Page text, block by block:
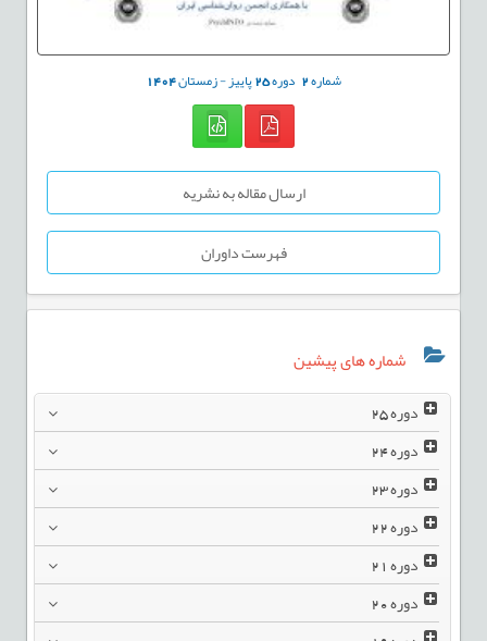
شماره2 دوره25پاییز - زمستان1404
ارسال مقاله به نشریه
فهرست داوران
شماره های پیشین
دوره25
دوره24
دوره23
دوره22
دوره21
دوره20